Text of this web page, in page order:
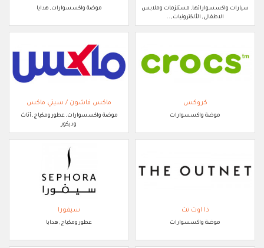
سيارات واكسسواراتها, مستلزمات وملابس
الاطفال, الألكترونيات, ..
موضة واكسسوارات, هدايا
كروكس
موضة واكسسوارات
ماكس فاشون / سيتي ماكس
موضة واكسسوارات, عطور ومكياج, أثاث
وديكور
ذا اوت نت
موضة واكسسوارات
سيفورا
عطور ومكياج, هدايا